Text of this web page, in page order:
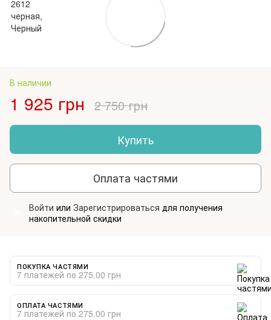
В наличии
1 925 грн 2 750 грн
Купить
Оплата частями
Войти или Зарегистрироваться для получения
накопительной скидки
ПОКУПКА ЧАСТЯМИ
7 платежей по 275.00 грн
ОПЛАТА ЧАСТЯМИ
7 платежей по 275.00 грн